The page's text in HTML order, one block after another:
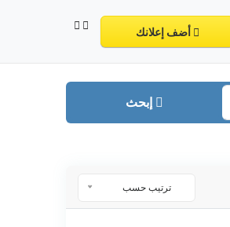
أضف إعلانك
إبحث
ترتيب حسب